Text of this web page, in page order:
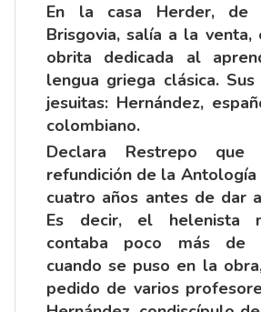
En la casa Herder, de
Brisgovia, salía a la venta,
obrita dedicada al
lengua griega clásica.
jesuitas: Hernández,
colombiano.
Declara Restrepo que
refundición de la Antología
cuatro años antes de dar
Es decir, el helenista
contaba poco más de
cuando se puso en la
pedido de varios